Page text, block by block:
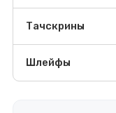
Тачскрины
Шлейфы